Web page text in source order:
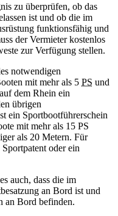
zu überprüfen, ob das
ist und ob die im
funktionsfähig und
der Vermieter kostenlos
zur Verfügung stellen.
notwendigen
mit mehr als 5 PS und
dem Rhein ein
übrigen
ein Sportbootführerschein
mit mehr als 15 PS
als 20 Metern. Für
oder ein
auch, dass die im
an Bord ist und
an Bord befinden.